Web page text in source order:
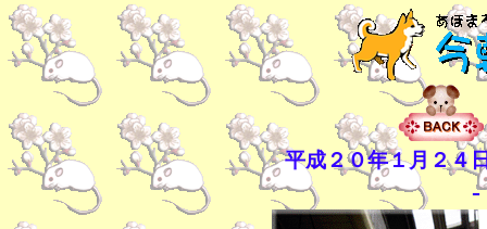
平成２０年１月２４